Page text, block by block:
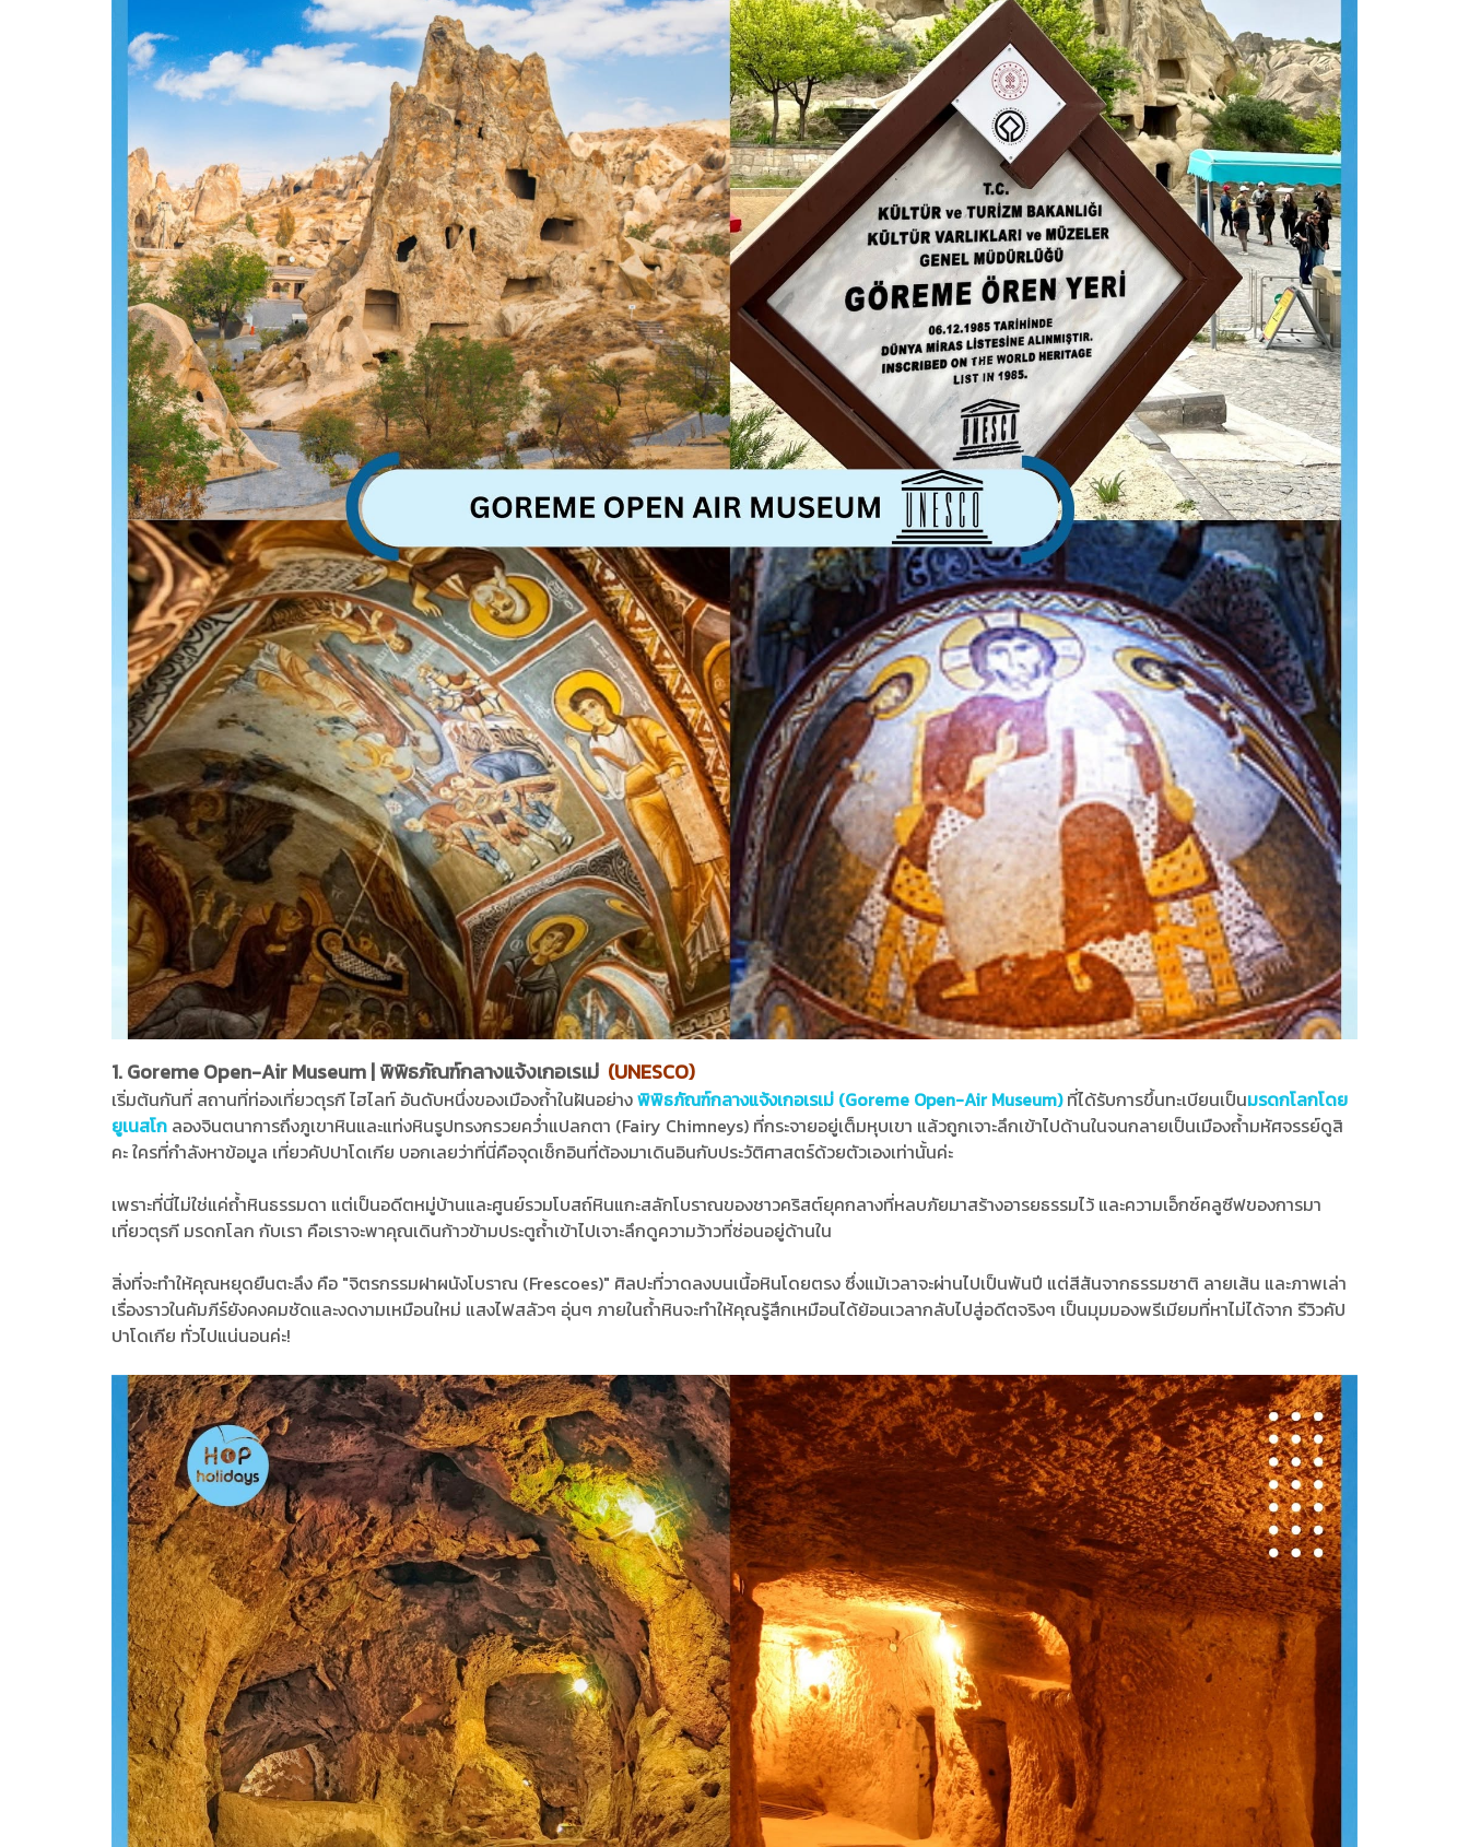
1. Goreme Open-Air Museum | พิพิธภัณฑ์กลางแจ้งเกอเรเม่ (UNESCO)
เริ่มต้นกันที่ สถานที่ท่องเที่ยวตุรกี ไฮไลท์ อันดับหนึ่งของเมืองถ้ำในฝันอย่างพิพิธภัณฑ์กลางแจ้งเกอเรเม่ (Goreme Open-Air Museum) ที่ได้รับการขึ้นทะเบียนเป็นมรดกโลกโดย
ยูเนสโก ลองจินตนาการถึงภูเขาหินและแท่งหินรูปทรงกรวยคว่ำแปลกตา (Fairy Chimneys) ที่กระจายอยู่เต็มหุบเขา แล้วถูกเจาะลึกเข้าไปด้านในจนกลายเป็นเมืองถ้ำมหัศจรรย์ดูสิ
คะ ใครที่กำลังหาข้อมูล เที่ยวคัปปาโดเกีย บอกเลยว่าที่นี่คือจุดเช็กอินที่ต้องมาเดินอินกับประวัติศาสตร์ด้วยตัวเองเท่านั้นค่ะ
เพราะที่นี่ไม่ใช่แค่ถ้ำหินธรรมดา แต่เป็นอดีตหมู่บ้านและศูนย์รวมโบสถ์หินแกะสลักโบราณของชาวคริสต์ยุคกลางที่หลบภัยมาสร้างอารยธรรมไว้ และความเอ็กซ์คลูซีฟของการมา
เที่ยวตุรกี มรดกโลก กับเรา คือเราจะพาคุณเดินก้าวข้ามประตูถ้ำเข้าไปเจาะลึกดูความว้าวที่ซ่อนอยู่ด้านใน
สิ่งที่จะทำให้คุณหยุดยืนตะลึง คือ "จิตรกรรมฝาผนังโบราณ (Frescoes)" ศิลปะที่วาดลงบนเนื้อหินโดยตรง ซึ่งแม้เวลาจะผ่านไปเป็นพันปี แต่สีสันจากธรรมชาติ ลายเส้น และภาพเล่า
เรื่องราวในคัมภีร์ยังคงคมชัดและงดงามเหมือนใหม่ แสงไฟสลัวๆ อุ่นๆ ภายในถ้ำหินจะทำให้คุณรู้สึกเหมือนได้ย้อนเวลากลับไปสู่อดีตจริงๆ เป็นมุมมองพรีเมียมที่หาไม่ได้จาก รีวิวคัป
ปาโดเกีย ทั่วไปแน่นอนค่ะ!